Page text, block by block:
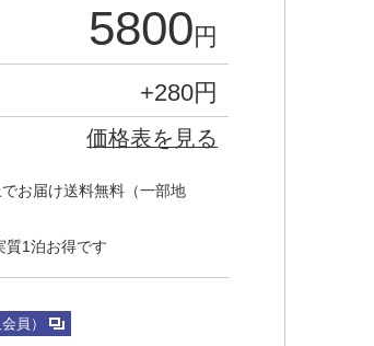
5800 円
+280円
価格表を見る
お届け送料無料（一部地
質1泊お得です
員）